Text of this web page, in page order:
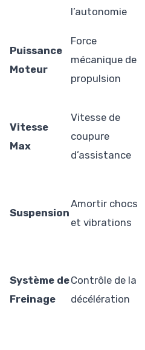
l’autonomie
Puissance
Moteur
Force
mécanique de
propulsion
Vitesse
Max
Vitesse de
coupure
d’assistance
Suspension
Amortir chocs
et vibrations
Système de
Freinage
Contrôle de la
décélération